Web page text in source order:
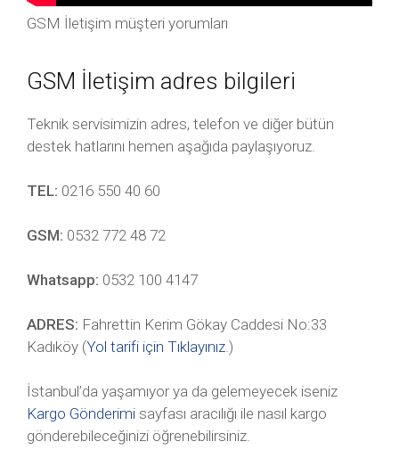
GSM İletişim müşteri yorumları
GSM İletişim adres bilgileri
Teknik servisimizin adres, telefon ve diğer bütün
destek hatlarını hemen aşağıda paylaşıyoruz.
TEL: 0216 550 40 60
GSM: 0532 772 48 72
Whatsapp: 0532 100 4147
ADRES: Fahrettin Kerim Gökay Caddesi No:33
Kadıköy (Yol tarifi için Tıklayınız.)
İstanbul’da yaşamıyor ya da gelemeyecek iseniz
Kargo Gönderimi sayfası aracılığı ile nasıl kargo
gönderebileceğinizi öğrenebilirsiniz.